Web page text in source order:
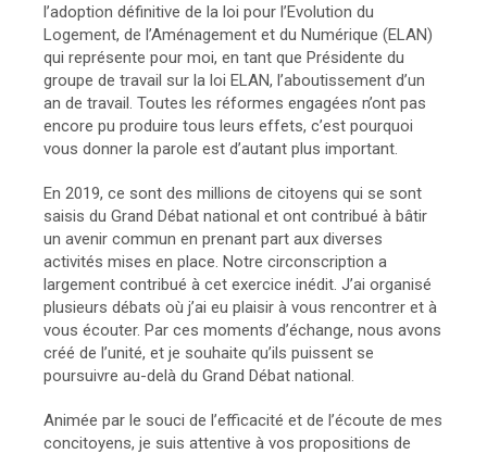
l’adoption définitive de la loi pour l’Evolution du
Logement, de l’Aménagement et du Numérique (ELAN)
qui représente pour moi, en tant que Présidente du
groupe de travail sur la loi ELAN, l’aboutissement d’un
an de travail. Toutes les réformes engagées n’ont pas
encore pu produire tous leurs effets, c’est pourquoi
vous donner la parole est d’autant plus important.
En 2019, ce sont des millions de citoyens qui se sont
saisis du Grand Débat national et ont contribué à bâtir
un avenir commun en prenant part aux diverses
activités mises en place. Notre circonscription a
largement contribué à cet exercice inédit. J’ai organisé
plusieurs débats où j’ai eu plaisir à vous rencontrer et à
vous écouter. Par ces moments d’échange, nous avons
créé de l’unité, et je souhaite qu’ils puissent se
poursuivre au-delà du Grand Débat national.
Animée par le souci de l’efficacité et de l’écoute de mes
concitoyens, je suis attentive à vos propositions de